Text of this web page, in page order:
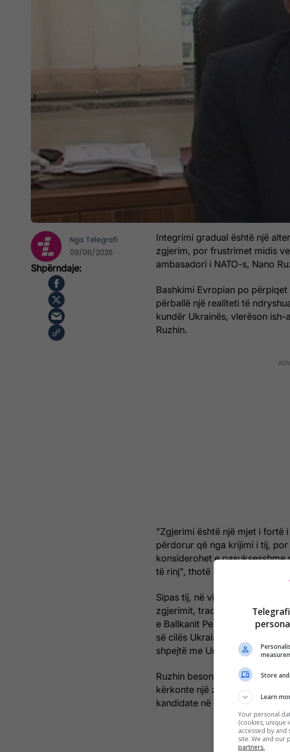
Integrimi gradual është një
zgjerim, por frustrimet midis
ambasadori i NATO-s, Nano
Bashkimi Evropian po
përballë një realiteti të
kundër Ukrainës, vlerëson ish-
Ruzhin.
"Zgjerimi është një mjet i fortë
përdorur që nga krijimi i tij,
konsiderohet e
të rinj", thotë Ruzhin.
Sipas tij, në vitin 2022, u
zgjerimit, tradicional, i bazuar
e Ballkanit Perëndimor dhe
së cilës Ukraina dhe Moldavia
shpejtë me Unionin.
Ruzhin beson se është
kërkonte një zgjidhje të re
kandidate në institucionet dhe
Nga Telegrafi
09/06/2026
Store
Learn
Your personal
(cookies, unique
accessed by
site. We and our
partners.